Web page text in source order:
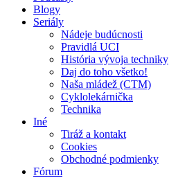
Blogy
Seriály
Nádeje budúcnosti
Pravidlá UCI
História vývoja techniky
Daj do toho všetko!
Naša mládež (CTM)
Cyklolekárnička
Technika
Iné
Tiráž a kontakt
Cookies
Obchodné podmienky
Fórum